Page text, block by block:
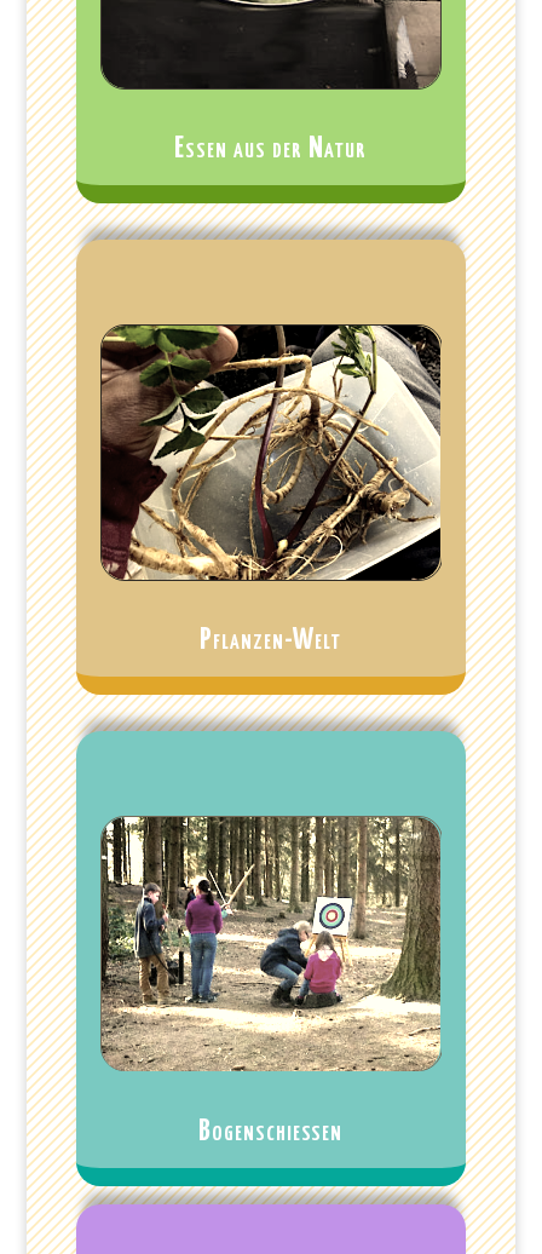
Essen aus der Natur
Pflanzen-Welt
Bogenschießen